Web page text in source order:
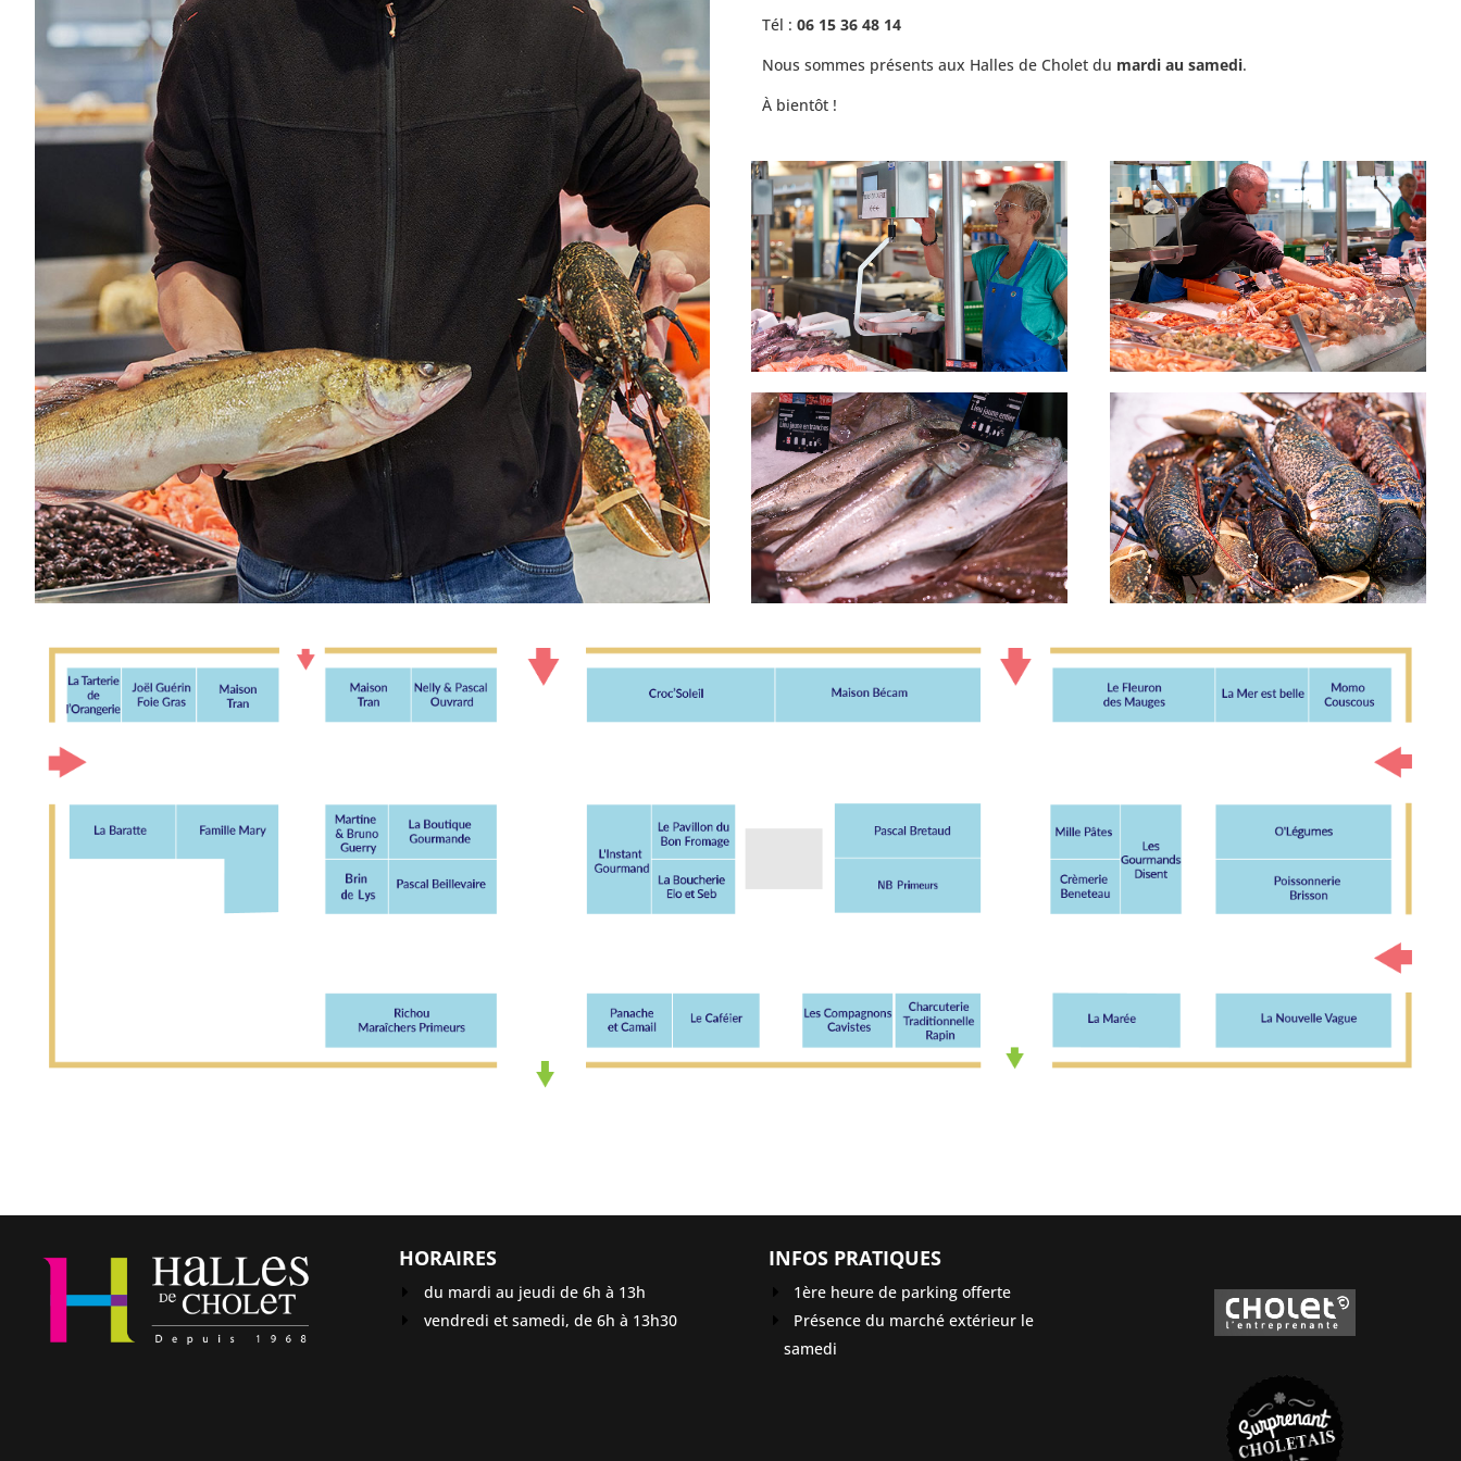
Tél :06 15 36 48 14
Nous sommes présents aux Halles de Cholet du mardi au samedi.
À bientôt !
HORAIRES
du mardi au jeudi de 6h à 13h
vendredi et samedi, de 6h à 13h30
INFOS PRATIQUES
1ère heure de parking offerte
Présence du marché extérieur le
samedi